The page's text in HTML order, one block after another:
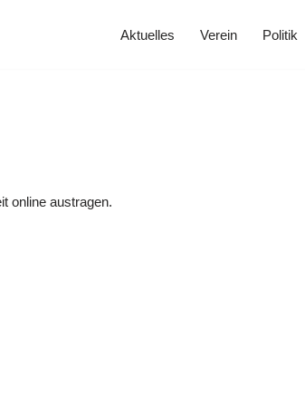
Aktuelles Verein Politik
online austragen.